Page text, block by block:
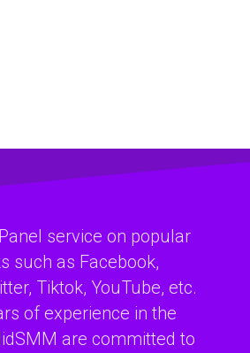
service on popular
such as Facebook,
Tiktok, YouTube, etc.
of experience in the
are committed to